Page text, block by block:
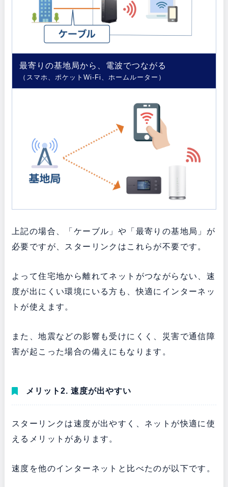
最寄りの基地局から、電波でつながる
（スマホ、ポケットWi-Fi、ホームルーター）
上記の場合、「ケーブル」や「最寄りの基地局」が
必要ですが、スターリンクはこれらが不要です。
よって住宅地から離れてネットがつながらない、速
度が出にくい環境にいる方も、快適にインターネッ
トが使えます。
また、地震などの影響も受けにくく、災害で通信障
害が起こった場合の備えにもなります。
メリット2. 速度が出やすい
スターリンクは速度が出やすく、ネットが快適に使
えるメリットがあります。
速度を他のインターネットと比べたのが以下です。